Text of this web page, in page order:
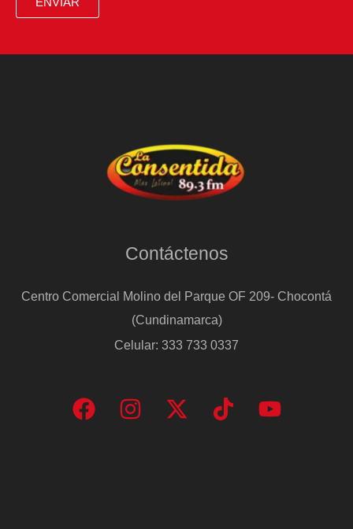
Contáctenos
Centro Comercial Molino del Parque OF 209- Chocontá
(Cundinamarca)
Celular: 333 733 0337